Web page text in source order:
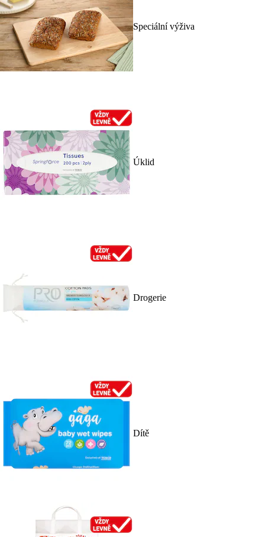
Speciální výživa
Úklid
Drogerie
Dítě